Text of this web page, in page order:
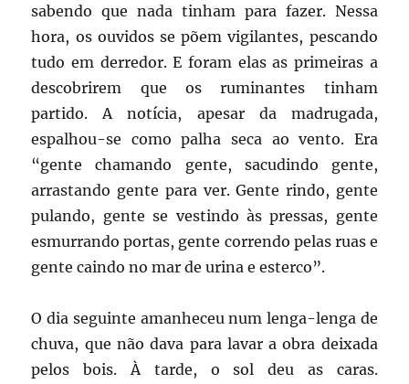
sabendo que nada tinham para fazer. Nessa
hora, os ouvidos se põem vigilantes, pescando
tudo em derredor. E foram elas as primeiras a
descobrirem que os ruminantes tinham
partido. A notícia, apesar da madrugada,
espalhou-se como palha seca ao vento. Era
“gente chamando gente, sacudindo gente,
arrastando gente para ver. Gente rindo, gente
pulando, gente se vestindo às pressas, gente
esmurrando portas, gente correndo pelas ruas e
gente caindo no mar de urina e esterco”.
O dia seguinte amanheceu num lenga-lenga de
chuva, que não dava para lavar a obra deixada
pelos bois. À tarde, o sol deu as caras.